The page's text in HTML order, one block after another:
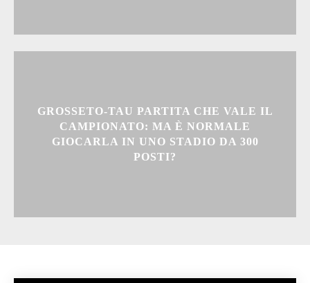
GROSSETO-TAU PARTITA CHE VALE IL
CAMPIONATO: MA È NORMALE
GIOCARLA IN UNO STADIO DA 300
POSTI?